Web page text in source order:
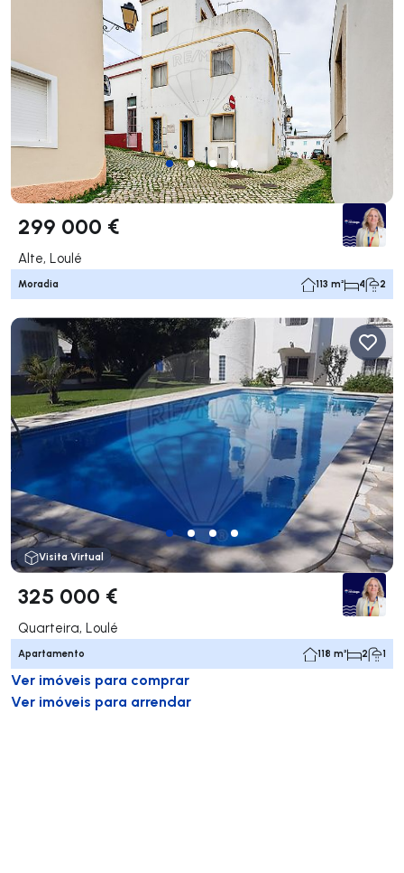
299 000 €
Alte, Loulé
Moradia 113 m² 4 2
Visita Virtual
325 000 €
Quarteira, Loulé
Apartamento 118 m² 2 1
Ver imóveis para comprar
Ver imóveis para arrendar